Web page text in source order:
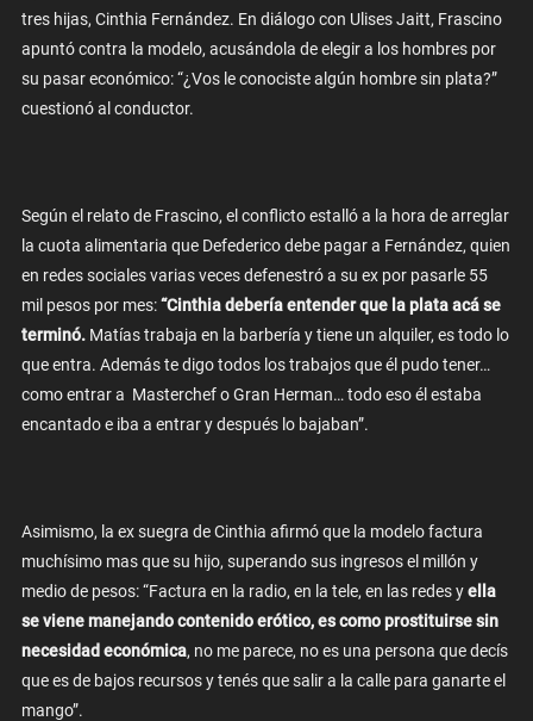
tres hijas, Cinthia Fernández. En diálogo con Ulises Jaitt, Frascino
apuntó contra la modelo, acusándola de elegir a los hombres por
su pasar económico: “¿Vos le conociste algún hombre sin plata?”
cuestionó al conductor.
Según el relato de Frascino, el conflicto estalló a la hora de arreglar
la cuota alimentaria que Defederico debe pagar a Fernández, quien
en redes sociales varias veces defenestró a su ex por pasarle 55
mil pesos por mes:“Cinthia debería entender que la plata acá se
terminó.Matías trabaja en la barbería y tiene un alquiler, es todo lo
que entra. Además te digo todos los trabajos que él pudo tener…
como entrar a Masterchef o Gran Herman… todo eso él estaba
encantado e iba a entrar y después lo bajaban”.
Asimismo, la ex suegra de Cinthia afirmó que la modelo factura
muchísimo mas que su hijo, superando sus ingresos el millón y
medio de pesos: “Factura en la radio, en la tele, en las redes yella
se viene manejando contenido erótico, es como prostituirse sin
necesidad económica, no me parece, no es una persona que decís
que es de bajos recursos y tenés que salir a la calle para ganarte el
mango”.